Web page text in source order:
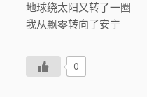
地球绕太阳又转了一圈
我从飘零转向了安宁
0